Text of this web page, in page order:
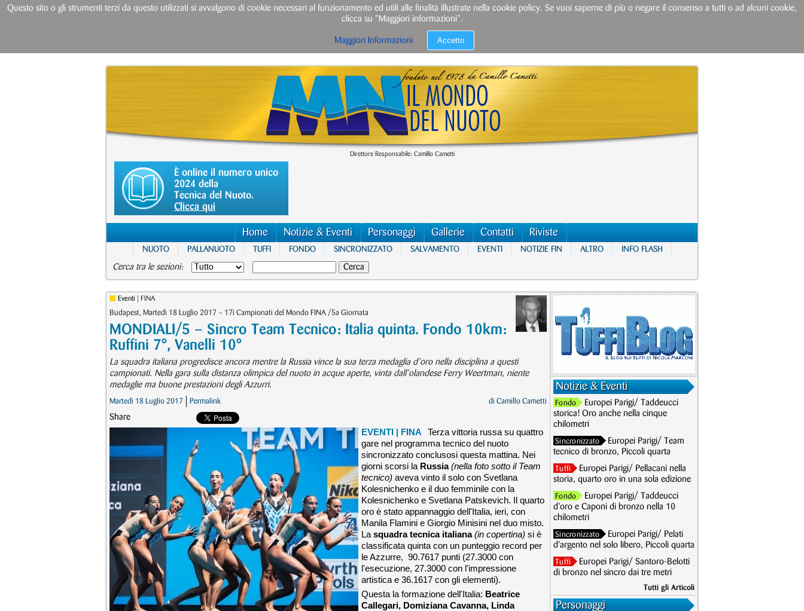
Direttore Responsabile: Camillo Cametti
È online il numero unico
2024 della
Tecnica del Nuoto.
Clicca qui
Home Notizie & Eventi Personaggi Gallerie Contatti Riviste
NUOTO PALLANUOTO TUFFI FONDO SINCRONIZZATO SALVAMENTO EVENTI NOTIZIE FIN ALTRO INFO FLASH
Cerca tra le sezioni:
Eventi | FINA
Budapest, Martedì 18 Luglio 2017 – 17i Campionati del Mondo FINA /5a Giornata
MONDIALI/5 – Sincro Team Tecnico: Italia quinta. Fondo 10km:
Ruffini 7°, Vanelli 10°
La squadra italiana progredisce ancora mentre la Russia vince la sua terza medaglia d’oro nella disciplina a questi
campionati. Nella gara sulla distanza olimpica del nuoto in acque aperte, vinta dall’olandese Ferry Weertman, niente
medaglie ma buone prestazioni degli Azzurri.
Martedì 18 Luglio 2017 Permalink di Camillo Cametti
Share
EVENTI | FINA
Terza vittoria russa su quattro
gare nel programma tecnico del nuoto
sincronizzato conclusosi questa mattina. Nei
giorni scorsi la Russia(nella foto sotto il Team
tecnico) aveva vinto il solo con Svetlana
Kolesnichenko e il duo femminile con la
Kolesnichenko e Svetlana Patskevich. Il quarto
oro è stato appannaggio dell'Italia, ieri, con
Manila Flamini e Giorgio Minisini nel duo misto.
La squadra tecnica italiana (in copertina) si è
classificata quinta con un punteggio record per
le Azzurre, 90.7617 punti (27.3000 con
l'esecuzione, 27.3000 con l'impressione
artistica e 36.1617 con gli elementi).
Questa la formazione dell'Italia: Beatrice
Callegari, Domiziana Cavanna, Linda
Notizie & Eventi
Fondo
Europei Parigi/ Taddeucci
storica! Oro anche nella cinque
chilometri
Sincronizzato
Europei Parigi/ Team
tecnico di bronzo, Piccoli quarta
Tuffi
Europei Parigi/ Pellacani nella
storia, quarto oro in una sola edizione
Fondo
Europei Parigi/ Taddeucci
d'oro e Caponi di bronzo nella 10
chilometri
Sincronizzato
Europei Parigi/ Pelati
d'argento nel solo libero, Piccoli quarta
Tuffi
Europei Parigi/ Santoro-Belotti
di bronzo nel sincro dai tre metri
Tutti gli Articoli
Personaggi
Questo sito o gli strumenti terzi da questo utilizzati si avvalgono di cookie necessari al funzionamento ed utili alle finalità illustrate nella cookie policy. Se vuoi saperne di più o negare il consenso a tutti o ad alcuni cookie,
clicca su "Maggiori informazioni”.
Maggiori Informazioni Accetto